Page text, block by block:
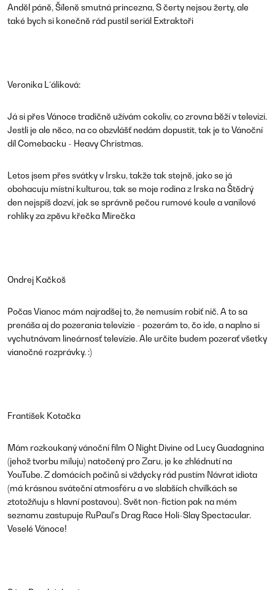
Anděl páně, Šíleně smutná princezna, S čerty nejsou žerty, ale
také bych si konečně rád pustil seriál Extraktoři
Veronika L´áliková:
Já si přes Vánoce tradičně užívám cokoliv, co zrovna běží v televizi.
Jestli je ale něco, na co obzvlášť nedám dopustit, tak je to Vánoční
díl Comebacku - Heavy Christmas.
Letos jsem přes svátky v Irsku, takže tak stejně, jako se já
obohacuju místní kulturou, tak se moje rodina z Irska na Štědrý
den nejspíš dozví, jak se správně pečou rumové koule a vanilové
rohlíky za zpěvu křečka Mirečka
Ondrej Kačkoš
Počas Vianoc mám najradšej to, že nemusím robiť nič. A to sa
prenáša aj do pozerania televízie - pozerám to, čo ide, a naplno si
vychutnávam lineárnosť televízie. Ale určite budem pozerať všetky
vianočné rozprávky. :)
František Kotačka
Mám rozkoukaný vánoční film O Night Divine od Lucy Guadagnina
(jehož tvorbu miluju) natočený pro Zaru, je ke zhlédnutí na
YouTube. Z domácích počinů si vždycky rád pustím Návrat idiota
(má krásnou sváteční atmosféru a ve slabších chvilkách se
ztotožňuju s hlavní postavou). Svět non-fiction pak na mém
seznamu zastupuje RuPaul's Drag Race Holi-Slay Spectacular.
Veselé Vánoce!